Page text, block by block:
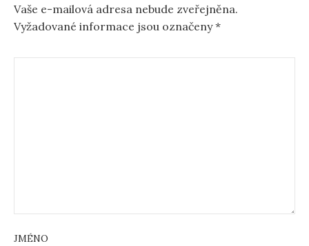
Vaše e-mailová adresa nebude zveřejněna.
Vyžadované informace jsou označeny*
JMÉNO